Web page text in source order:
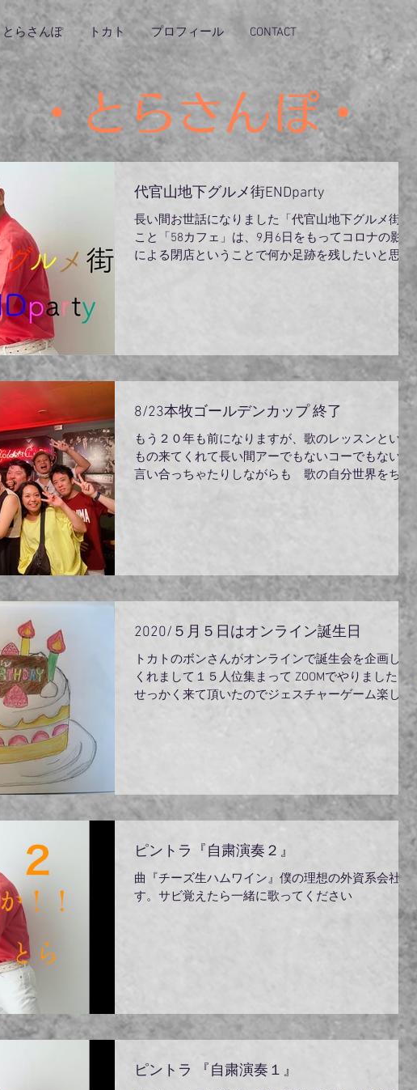
とらさんぽ トカト プロフィール CONTACT
・とらさんぽ・
代官山地下グルメ街ENDparty
長い間お世話になりました「代官山地下グルメ街」
こと「58カフェ」は、9月6日をもってコロナの影響
による閉店ということで何か足跡を残したいと思
たギターではございますが、楽しいパフォーマンス
8/23本牧ゴールデンカップ 終了
もう２０年も前になりますが、歌のレッスンという
もの来てくれて長い間アーでもないコーでもないと
言い合っちゃたりしながらも 歌の自分世界をちゃ
2020/５月５日はオンライン誕生日
トカトのボンさんがオンラインで誕生会を企画して
くれまして１５人位集まって ZOOMでやりました。
せっかく来て頂いたのでジェスチャーゲーム楽しん
でもらいたく 自分で考えてみんなに当ててもらう、
ピントラ『自粛演奏２』
曲『チーズ生ハムワイン』僕の理想の外資系会社で
す。サビ覚えたら一緒に歌ってください
ピントラ 『自粛演奏１』